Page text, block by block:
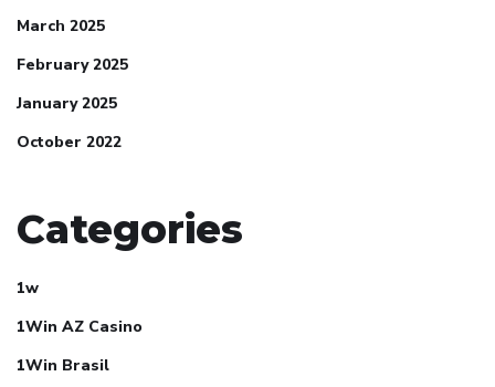
March 2025
February 2025
January 2025
October 2022
Categories
1w
1Win AZ Casino
1Win Brasil